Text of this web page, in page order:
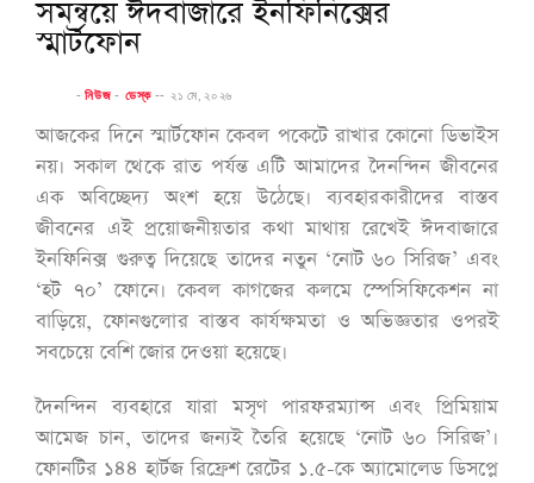
সমন্বয়ে ঈদবাজারে ইনফিনিক্সের
স্মার্টফোন
-নিউজ - ডেস্ক -- ২১ মে, ২০২৬
আজকের দিনে স্মার্টফোন কেবল পকেটে রাখার কোনো ডিভাইস
নয়। সকাল থেকে রাত পর্যন্ত এটি আমাদের দৈনন্দিন জীবনের
এক অবিচ্ছেদ্য অংশ হয়ে উঠেছে। ব্যবহারকারীদের বাস্তব
জীবনের এই প্রয়োজনীয়তার কথা মাথায় রেখেই ঈদবাজারে
ইনফিনিক্স গুরুত্ব দিয়েছে তাদের নতুন ‘নোট ৬০ সিরিজ’ এবং
‘হট ৭০’ ফোনে। কেবল কাগজের কলমে স্পেসিফিকেশন না
বাড়িয়ে, ফোনগুলোর বাস্তব কার্যক্ষমতা ও অভিজ্ঞতার ওপরই
সবচেয়ে বেশি জোর দেওয়া হয়েছে।
দৈনন্দিন ব্যবহারে যারা মসৃণ পারফরম্যান্স এবং প্রিমিয়াম
আমেজ চান, তাদের জন্যই তৈরি হয়েছে ‘নোট ৬০ সিরিজ’।
ফোনটির ১৪৪ হার্টজ রিফ্রেশ রেটের ১.৫-কে অ্যামোলেড ডিসপ্লে